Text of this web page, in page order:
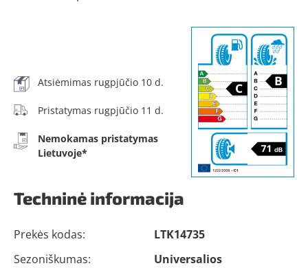
Atsiėmimas rugpjūčio 10 d.
Pristatymas rugpjūčio 11 d.
Nemokamas pristatymas
Lietuvoje*
Techninė informacija
Prekės kodas:
LTK14735
Sezoniškumas:
Universalios